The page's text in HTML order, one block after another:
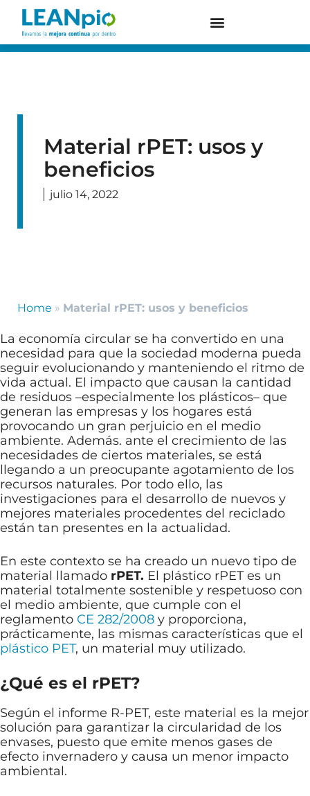
Material rPET: usos y
beneficios
julio 14, 2022
Home » Material rPET: usos y beneficios
La economía circular se ha convertido en una
necesidad para que la sociedad moderna pueda
seguir evolucionando y manteniendo el ritmo de
vida actual. El impacto que causan la cantidad
de residuos –especialmente los plásticos– que
generan las empresas y los hogares está
provocando un gran perjuicio en el medio
ambiente. Además. ante el crecimiento de las
necesidades de ciertos materiales, se está
llegando a un preocupante agotamiento de los
recursos naturales. Por todo ello, las
investigaciones para el desarrollo de nuevos y
mejores materiales procedentes del reciclado
están tan presentes en la actualidad.
En este contexto se ha creado un nuevo tipo de
material llamado rPET. El plástico rPET es un
material totalmente sostenible y respetuoso con
el medio ambiente, que cumple con el
reglamento CE 282/2008 y proporciona,
prácticamente, las mismas características que el
plástico PET, un material muy utilizado.
¿Qué es el rPET?
Según el informe R-PET, este material es la mejor
solución para garantizar la circularidad de los
envases, puesto que emite menos gases de
efecto invernadero y causa un menor impacto
ambiental.